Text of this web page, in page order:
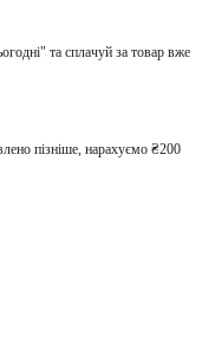
та сплачуй за товар вже
пізніше, нарахуємо ₴200